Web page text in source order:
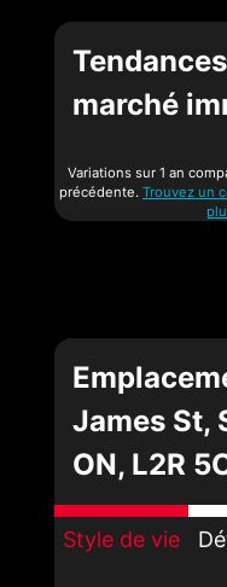
marché
Variations sur 1 an
précédente. Trouvez un
James St,
ON, L2R
Style de vie